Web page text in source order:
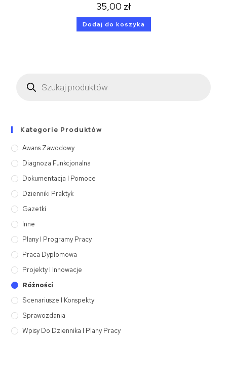
35,00 zł
Dodaj do koszyka
Kategorie Produktów
Awans Zawodowy
Diagnoza Funkcjonalna
Dokumentacja I Pomoce
Dzienniki Praktyk
Gazetki
Inne
Plany I Programy Pracy
Praca Dyplomowa
Projekty I Innowacje
Różności
Scenariusze I Konspekty
Sprawozdania
Wpisy Do Dziennika I Plany Pracy